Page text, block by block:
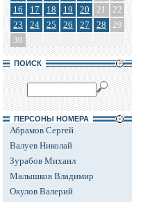
16
17 18 19 20 21
22
23
24 25 26 27 28
29
30
ПОИСК
ПЕРСОНЫ НОМЕРА
Абрамов Сергей
Валуев Николай
Зурабов Михаил
Малышков Владимир
Окулов Валерий